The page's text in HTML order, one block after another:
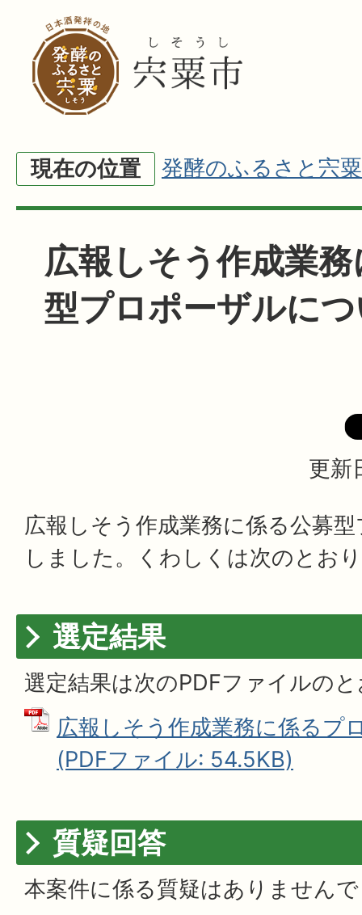
現在の位置 発酵のふるさと宍粟
広報しそう作成業
型プロポーザルに
更新
広報しそう作成業務に係る公募
しました。くわしくは次のとお
選定結果
選定結果は次のPDFファイルの
広報しそう作成業務に係るプ
(PDFファイル: 54.5KB)
質疑回答
本案件に係る質疑はありません